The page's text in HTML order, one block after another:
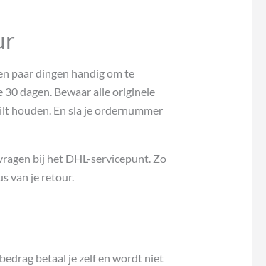
paar dingen handig om te
dagen. Bewaar alle originele
houden. En sla je ordernummer
bij het DHL-servicepunt. Zo
van je retour.
betaal je zelf en wordt niet